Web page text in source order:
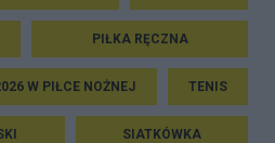
PIŁKA RĘCZNA
W PIŁCE NOŻNEJ TENIS
SIATKÓWKA